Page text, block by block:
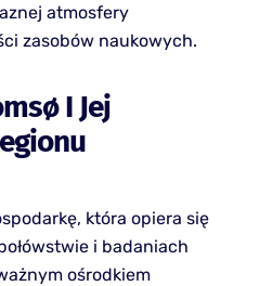
atmosfery
zasobów naukowych.
I Jej
która opiera się
i badaniach
ośrodkiem